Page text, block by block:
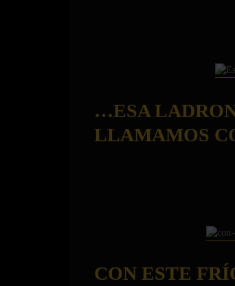
…ESA
LLAMAMOS
CON ESTE